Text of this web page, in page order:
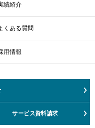
いについて
囲内で、クッキー情報か
のアクセス履歴情報を取
定の個人データと紐づけ
際に、ウェブサーバーが
していただく場合には、
るためのセキュリティ対
Layer Security）によ
また、サイト内における
企業のお客さまへ
績紹介
沿革
くある質問
用情報
サービス資料請求